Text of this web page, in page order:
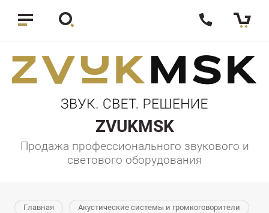
ZVUKMSK
Продажа профессионального звукового и
светового оборудования
Главная Акустические системы и громкоговорители